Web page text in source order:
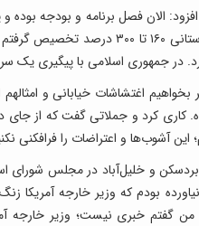
الان فصل برنامه و بودجه
پروژه‌های منطقی و استانی
در جمهوری اسلامی با پیگیری یک
بخواهیم اغتشاشات خیابانی و
کاری کرد و جملاتی گفت که از
این آشوب‌ها و اعتراضات را
بردسکن و خلیل‌آباد در مجلس
بودم که وزیر خارجه آمریکا